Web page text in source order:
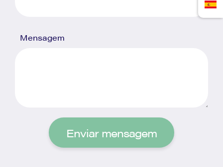
Mensagem
Enviar mensagem